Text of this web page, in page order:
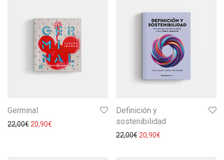
Germinal
22,00€ 20,90€
Definición y
sostenibilidad
22,00€ 20,90€